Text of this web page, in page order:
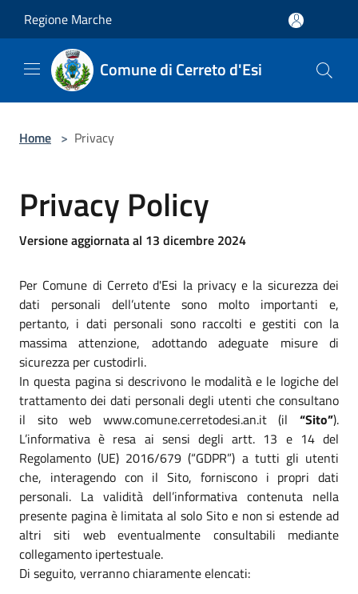
Regione Marche
Comune di Cerreto d'Esi
Home > Privacy
Privacy Policy
Versione aggiornata al 13 dicembre 2024
Per Comune di Cerreto d'Esi la privacy e la sicurezza dei
dati personali dell’utente sono molto importanti e,
pertanto, i dati personali sono raccolti e gestiti con la
massima attenzione, adottando adeguate misure di
sicurezza per custodirli.
In questa pagina si descrivono le modalità e le logiche del
trattamento dei dati personali degli utenti che consultano
il sito web www.comune.cerretodesi.an.it (il “Sito”).
L’informativa è resa ai sensi degli artt. 13 e 14 del
Regolamento (UE) 2016/679 (“GDPR”) a tutti gli utenti
che, interagendo con il Sito, forniscono i propri dati
personali. La validità dell’informativa contenuta nella
presente pagina è limitata al solo Sito e non si estende ad
altri siti web eventualmente consultabili mediante
collegamento ipertestuale.
Di seguito, verranno chiaramente elencati: